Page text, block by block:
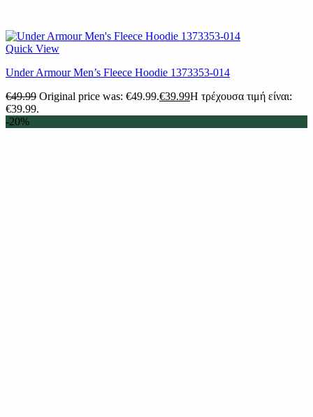
Quick View
Under Armour Men’s Fleece Hoodie 1373353-014
€49.99 Original price was: €49.99.€39.99Η τρέχουσα τιμή είναι:
€39.99.
-20%